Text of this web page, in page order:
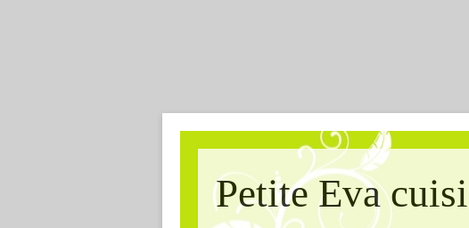
Petite Eva